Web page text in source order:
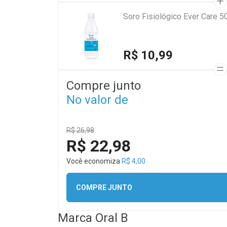
Soro Fisiológico Ever Care
R$ 10,99
Compre junto
No valor de
R$ 26,98
R$ 22,98
Você economiza R$ 4,00
COMPRE JUNTO
Marca Oral B